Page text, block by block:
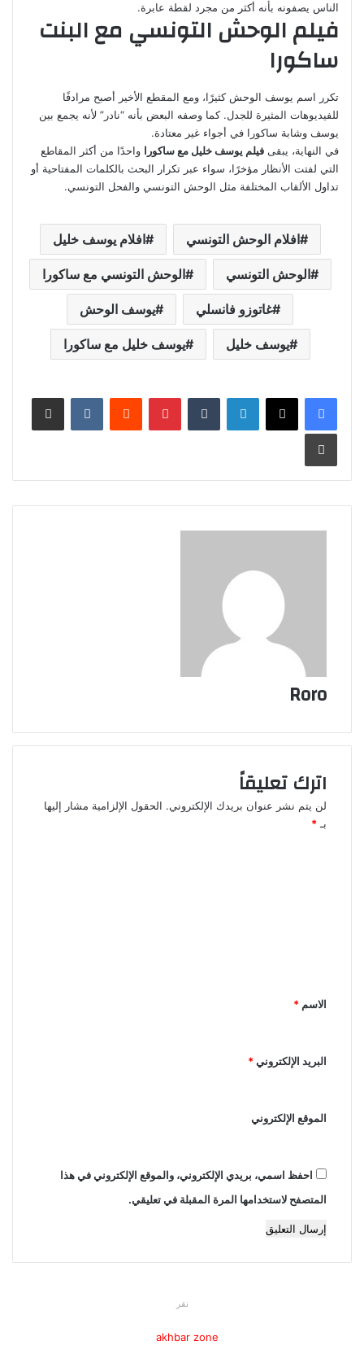
الناس يصفونه بأنه أكثر من مجرد لقطة عابرة.
فيلم الوحش التونسي مع البنت
ساكورا
تكرر اسم يوسف الوحش كثيرًا، ومع المقطع الأخير أصبح مرادفًا
للفيديوهات المثيرة للجدل. كما وصفه البعض بأنه “نادر” لأنه يجمع بين
يوسف وشابة ساكورا في أجواء غير معتادة.
في النهاية، يبقى فيلم يوسف خليل مع ساكورا واحدًا من أكثر المقاطع
التي لفتت الأنظار مؤخرًا، سواء عبر تكرار البحث بالكلمات المفتاحية أو
تداول الألقاب المختلفة مثل الوحش التونسي والفحل التونسي.
افلام الوحش التونسي افلام يوسف خليل
الوحش التونسي الوحش التونسي مع ساكورا
غاتوزو فانسلي يوسف الوحش
يوسف خليل يوسف خليل مع ساكورا
لينكدإن بينتيريست مشاركة عبر البريد
طباعة
Roro
اترك تعليقاً
لن يتم نشر عنوان بريدك الإلكتروني. الحقول الإلزامية مشار إليها
بـ *
ق
الاسم *
البريد الإلكتروني*
الموقع الإلكتروني
احفظ اسمي، بريدي الإلكتروني، والموقع الإلكتروني في هذا
المتصفح لاستخدامها المرة المقبلة في تعليقي.
نقر